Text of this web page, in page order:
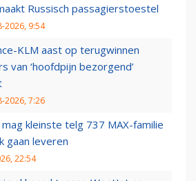
Russisch passagierstoestel
2026, 9:54
KLM aast op terugwinnen
van ‘hoofdpijn bezorgend’
2026, 7:26
kleinste telg 737 MAX-familie
gaan leveren
22:54